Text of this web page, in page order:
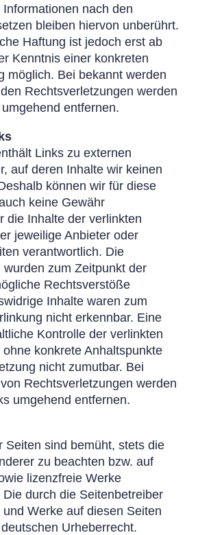
nach den
bleiben hiervon unberührt.
Haftung ist jedoch erst ab
Kenntnis einer konkreten
möglich. Bei bekannt werden
Rechtsverletzungen werden
entfernen.
Links zu externen
auf deren Inhalte wir keinen
können wir für diese
keine Gewähr
die Inhalte der verlinkten
jeweilige Anbieter oder
verantwortlich. Die
zum Zeitpunkt der
Rechtsverstöße
Inhalte waren zum
nicht erkennbar. Eine
Kontrolle der verlinkten
konkrete Anhaltspunkte
nicht zumutbar. Bei
Rechtsverletzungen werden
umgehend entfernen.
Seiten sind bemüht, stets die
zu beachten bzw. auf
lizenzfreie Werke
durch die Seitenbetreiber
Werke auf diesen Seiten
Urheberrecht.